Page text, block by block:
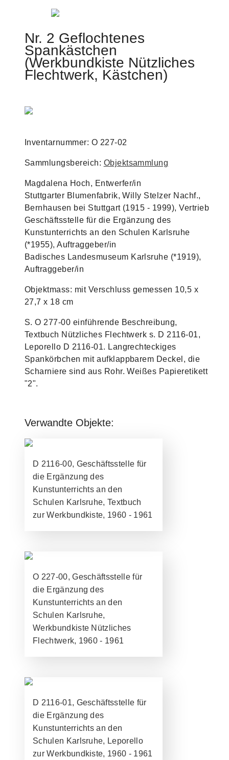
Jump to navigation
Nr. 2 Geflochtenes
Spankästchen
(Werkbundkiste Nützliches
Flechtwerk, Kästchen)
Inventarnummer: O 227-02
Sammlungsbereich: Objektsammlung
Magdalena Hoch, Entwerfer/in
Stuttgarter Blumenfabrik, Willy Stelzer Nachf.,
Bernhausen bei Stuttgart (1915 - 1999), Vertrieb
Geschäftsstelle für die Ergänzung des
Kunstunterrichts an den Schulen Karlsruhe
(*1955), Auftraggeber/in
Badisches Landesmuseum Karlsruhe (*1919),
Auftraggeber/in
Objektmass: mit Verschluss gemessen 10,5 x
27,7 x 18 cm
S. O 277-00 einführende Beschreibung,
Textbuch Nützliches Flechtwerk s. D 2116-01,
Leporello D 2116-01. Langrechteckiges
Spankörbchen mit aufklappbarem Deckel, die
Scharniere sind aus Rohr. Weißes Papieretikett
"2".
Verwandte Objekte:
D 2116-00, Geschäftsstelle für
die Ergänzung des
Kunstunterrichts an den
Schulen Karlsruhe, Textbuch
zur Werkbundkiste, 1960 - 1961
O 227-00, Geschäftsstelle für
die Ergänzung des
Kunstunterrichts an den
Schulen Karlsruhe,
Werkbundkiste Nützliches
Flechtwerk, 1960 - 1961
D 2116-01, Geschäftsstelle für
die Ergänzung des
Kunstunterrichts an den
Schulen Karlsruhe, Leporello
zur Werkbundkiste, 1960 - 1961